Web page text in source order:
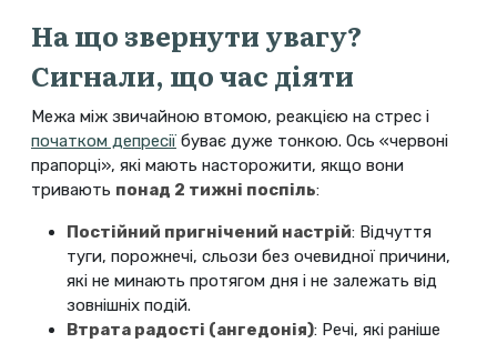
На що звернути увагу?
Сигнали, що час діяти
Межа між звичайною втомою, реакцією на стрес і
початком депресії буває дуже тонкою. Ось «червоні
прапорці», які мають насторожити, якщо вони
тривають понад 2 тижні поспіль:
Постійний пригнічений настрій: Відчуття
туги, порожнечі, сльози без очевидної причини,
які не минають протягом дня і не залежать від
зовнішніх подій.
Втрата радості (ангедонія): Речі, які раніше